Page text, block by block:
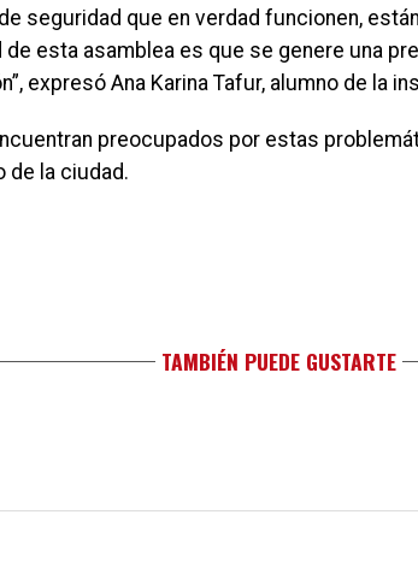
seguridad que en verdad funcionen,
de esta asamblea es que se genere una
expresó Ana Karina Tafur, alumno de la
preocupados por estas
de la ciudad.
TAMBIÉN PUEDE GUSTARTE